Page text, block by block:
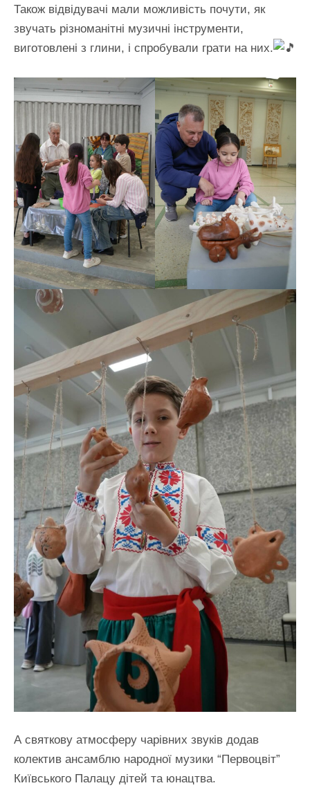
Також відвідувачі мали можливість почути, як
звучать різноманітні музичні інструменти,
виготовлені з глини, і спробували грати на них.
А святкову атмосферу чарівних звуків додав
колектив ансамблю народної музики “Первоцвіт”
Київського Палацу дітей та юнацтва.